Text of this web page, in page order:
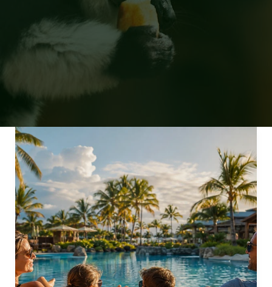
Vacances
en
Famille
Comment
Réussir
son
Séjour
Tout
Compris